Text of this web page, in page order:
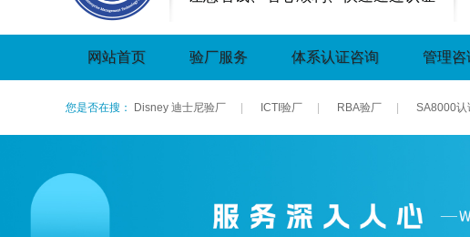
网站首页 验厂服务 体系认证咨询 管理咨
您是否在搜： Disney 迪士尼验厂 ICTI验厂 RBA验厂 SA8000认